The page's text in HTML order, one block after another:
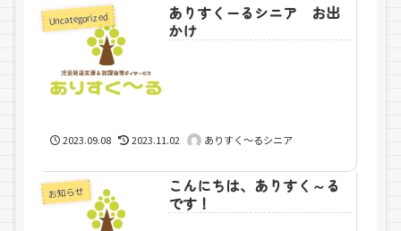
Uncategorized
ありすくーるシニア お出
かけ
2023.09.08 2023.11.02 ありすく～るシニア
お知らせ
こんにちは、ありすく～る
です！